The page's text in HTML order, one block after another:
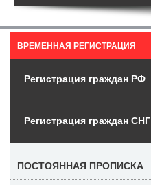
ВРЕМЕННАЯ РЕГИСТРАЦИЯ
Регистрация граждан РФ
Регистрация граждан СНГ
ПОСТОЯННАЯ ПРОПИСКА